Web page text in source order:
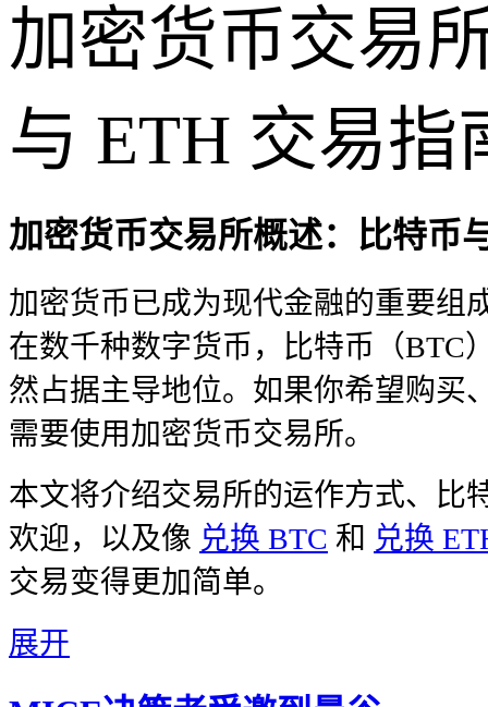
加密货币交易
与 ETH 交易指
加密货币交易所概述：比特币
加密货币已成为现代金融的重要组
在数千种数字货币，比特币（BTC
然占据主导地位。如果你希望购买
需要使用加密货币交易所。
本文将介绍交易所的运作方式、比
欢迎，以及像 兑换 BTC 和 兑换
交易变得更加简单。
展开